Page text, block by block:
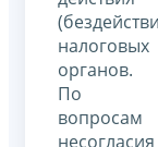
налоговых
органов.
По
вопросам
несогласия